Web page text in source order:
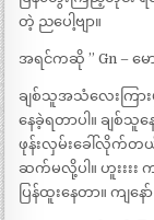
တဲ့ ညပေါ့ဗျာ။
အရင်ကဆို ” Gn – မေ
ချစ်သူအသံလေးကြာ
နေခဲ့ရတာပါ။ ချစ်သူ
ဖုန်းလှမ်းခေါ်လိုက်တယ်
ဆက်မလို့ပါ။ ဟူးးးး
ပြန်ထူးနေတာ။ ကျန